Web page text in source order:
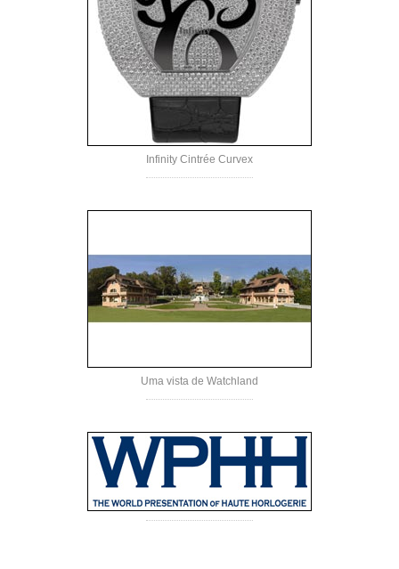
Infinity Cintrée Curvex
Uma vista de Watchland